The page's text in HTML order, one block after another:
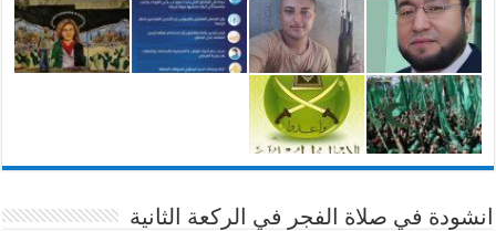
انشودة في صلاة الفجر في الركعة الثانية